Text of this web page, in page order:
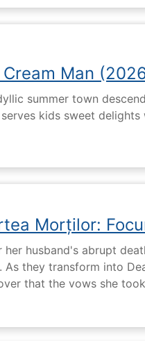
Cream Man
summer town
serves kids sweet
Morților:
her husband's abrupt
As they transform into
that the vows she